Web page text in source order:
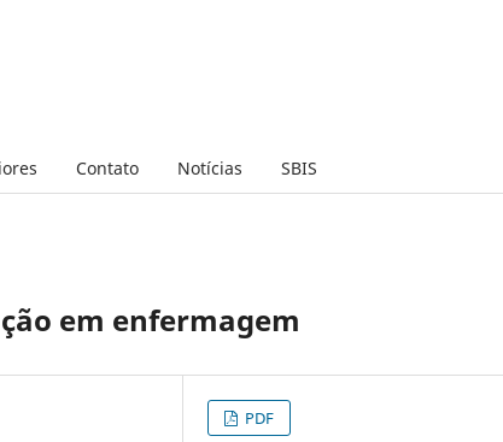
Contato Notícias SBIS
em enfermagem
PDF